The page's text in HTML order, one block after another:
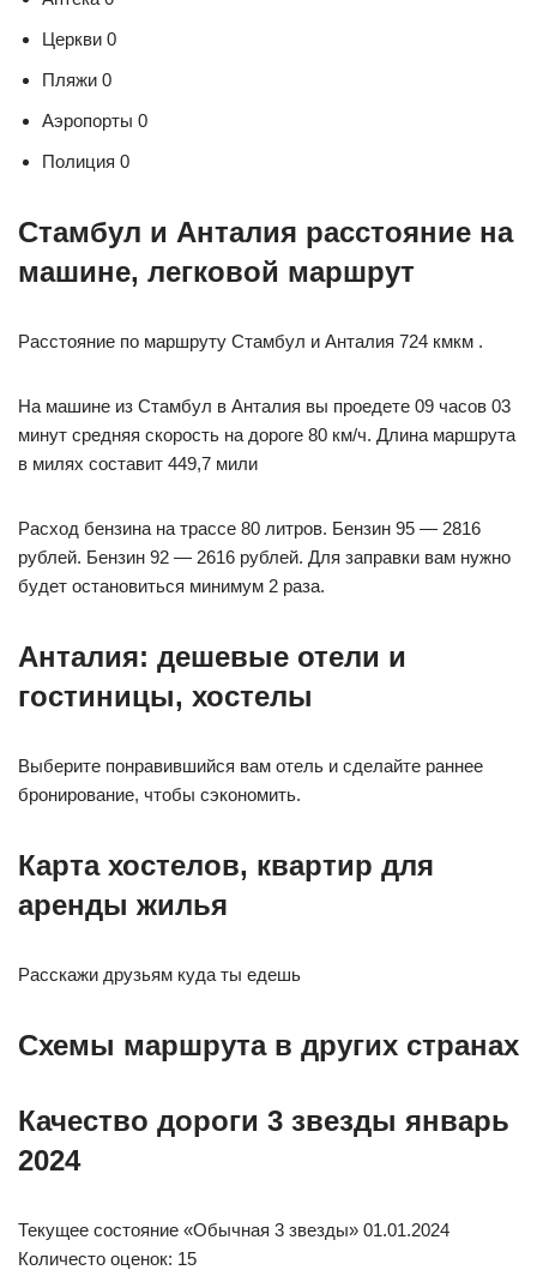
Церкви 0
Пляжи 0
Аэропорты 0
Полиция 0
Стамбул и Анталия расстояние на
машине, легковой маршрут
Расстояние по маршруту Стамбул и Анталия 724 кмкм .
На машине из Стамбул в Анталия вы проедете 09 часов 03
минут средняя скорость на дороге 80 км/ч. Длина маршрута
в милях составит 449,7 мили
Расход бензина на трассе 80 литров. Бензин 95 — 2816
рублей. Бензин 92 — 2616 рублей. Для заправки вам нужно
будет остановиться минимум 2 раза.
Анталия: дешевые отели и
гостиницы, хостелы
Выберите понравившийся вам отель и сделайте раннее
бронирование, чтобы сэкономить.
Карта хостелов, квартир для
аренды жилья
Расскажи друзьям куда ты едешь
Схемы маршрута в других странах
Качество дороги 3 звезды январь
2024
Текущее соcтояние «Обычная 3 звезды» 01.01.2024
Количесто оценок: 15